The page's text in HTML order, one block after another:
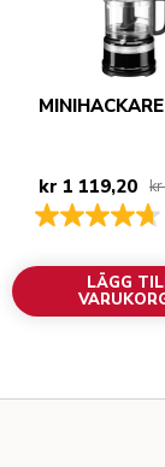
kr 1 119,20
LÄGG